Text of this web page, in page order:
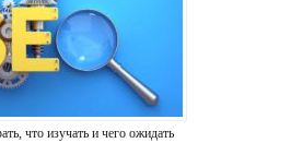
что изучать и чего ожидать